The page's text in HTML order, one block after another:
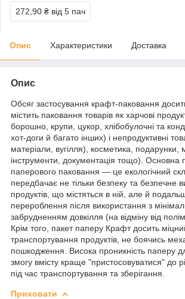
272,90 ₴ від 5 пач
Опис Характеристики Доставка
Опис
Обсяг застосування крафт-паковання
містить паковання товарів як харчові
борошно, крупи, цукор, хлібобулочні та
хот-доги й багато інших) і непродуктивні
матеріали, вугілля), косметика, подарунки,
інструменти, документація тощо). Основна
паперового паковання — це екологічний
передбачає не тільки безпеку та безпечне
продуктів, що містяться в ній, але й
перероблення після використання з
забрудненням довкілля (на відміну від
Крім того, пакет паперу Крафт досить
транспортування продуктів, не боячись
пошкодження. Висока проникність паперу
змогу вмісту краще "пристосовуватися" до
під час транспортування та зберігання.
Приховати